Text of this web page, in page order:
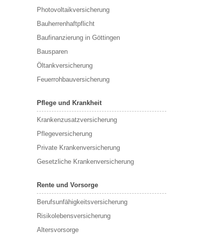
Photovoltaikversicherung
Bauherrenhaftpflicht
Baufinanzierung in Göttingen
Bausparen
Öltankversicherung
Feuerrohbauversicherung
Pflege und Krankheit
Krankenzusatzversicherung
Pflegeversicherung
Private Krankenversicherung
Gesetzliche Krankenversicherung
Rente und Vorsorge
Berufs­unfähigkeitsversicherung
Risikolebensversicherung
Altersvorsorge